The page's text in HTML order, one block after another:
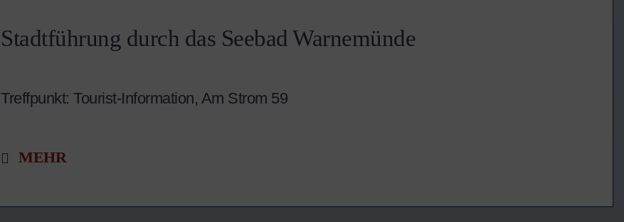
Stadtführung durch das Seebad Warnemünde
Treffpunkt: Tourist-Information, Am Strom 59
MEHR